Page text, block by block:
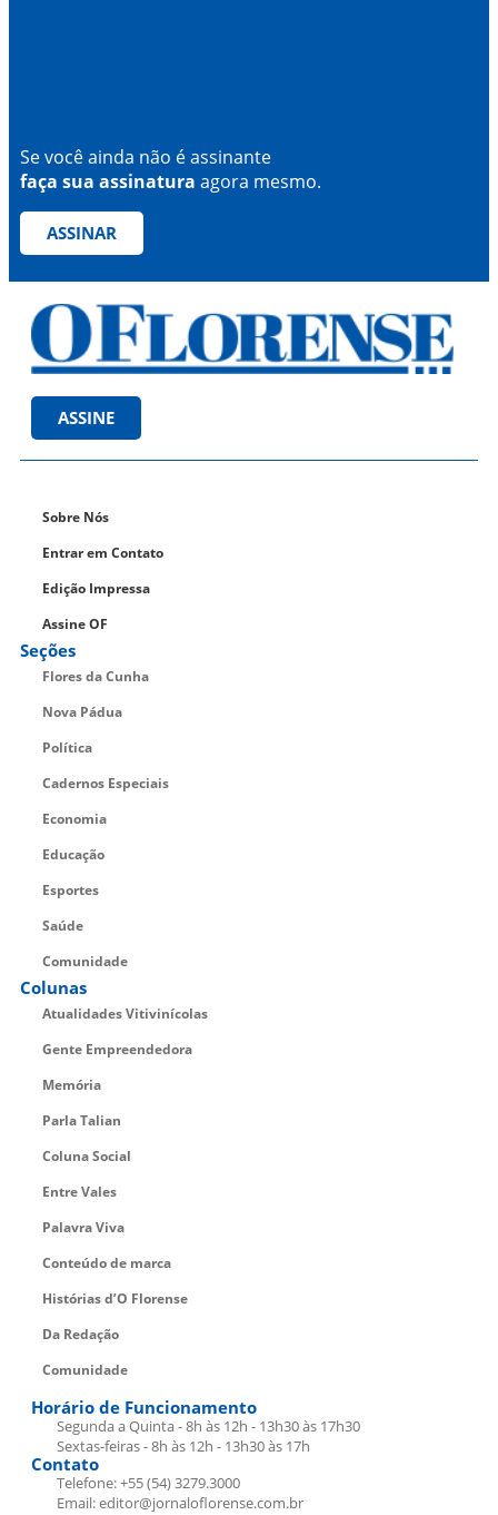
Se você ainda não é assinante
faça sua assinatura agora mesmo.
ASSINAR
ASSINE
Sobre Nós
Entrar em Contato
Edição Impressa
Assine OF
Seções
Flores da Cunha
Nova Pádua
Política
Cadernos Especiais
Economia
Educação
Esportes
Saúde
Comunidade
Colunas
Atualidades Vitivinícolas
Gente Empreendedora
Memória
Parla Talian
Coluna Social
Entre Vales
Palavra Viva
Conteúdo de marca
Histórias d’O Florense
Da Redação
Comunidade
Horário de Funcionamento
Segunda a Quinta - 8h às 12h - 13h30 às 17h30
Sextas-feiras - 8h às 12h - 13h30 às 17h
Contato
Telefone: +55 (54) 3279.3000
Email: editor@jornaloflorense.com.br